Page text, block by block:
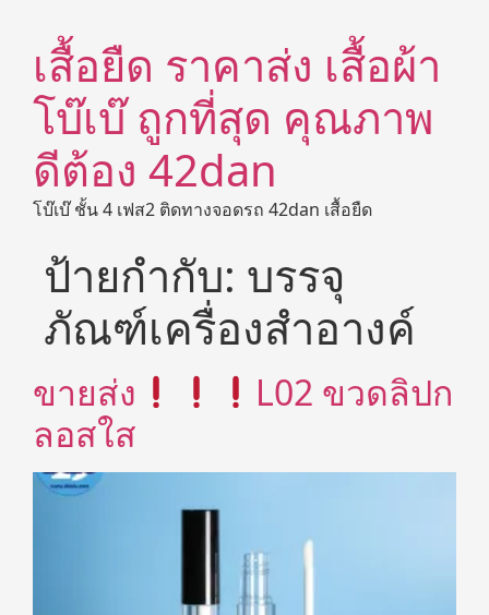
เสื้อยืด ราคาส่ง เสื้อผ้า
โบ๊เบ๊ ถูกที่สุด คุณภาพ
ดีต้อง 42dan
โบ๊เบ๊ ชั้น 4 เฟส2 ติดทางจอดรถ 42dan เสื้อยืด
ป้ายกำกับ: บรรจุ
ภัณฑ์เครื่องสำอางค์
ขายส่ง
L02 ขวดลิปก
ลอสใส